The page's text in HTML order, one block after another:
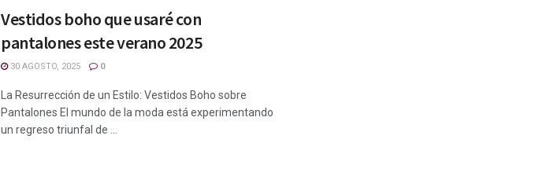
Vestidos boho que usaré con
pantalones este verano 2025
30 AGOSTO, 2025 0
La Resurrección de un Estilo: Vestidos Boho sobre
Pantalones El mundo de la moda está experimentando
un regreso triunfal de ...